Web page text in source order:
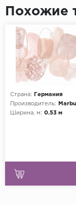
Похожие
Страна:
Германия
Производитель:
Ширина, м: 0.53 м